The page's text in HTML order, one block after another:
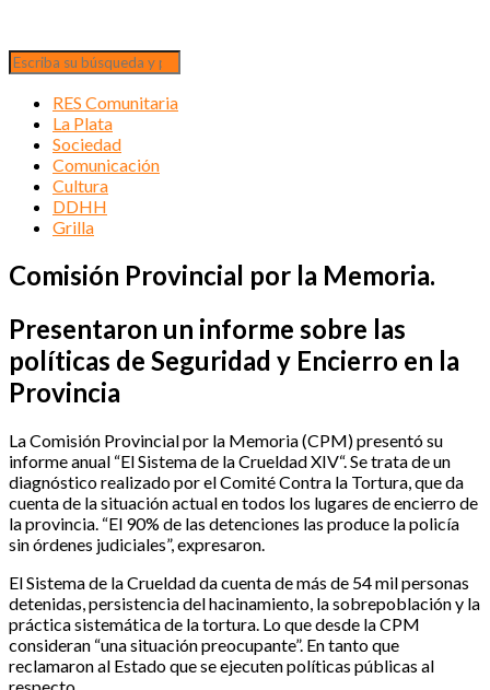
RES Comunitaria
La Plata
Sociedad
Comunicación
Cultura
DDHH
Grilla
Comisión Provincial por la Memoria.
Presentaron un informe sobre las
políticas de Seguridad y Encierro en la
Provincia
La Comisión Provincial por la Memoria (CPM) presentó su
informe anual “El Sistema de la Crueldad XIV“. Se trata de un
diagnóstico realizado por el Comité Contra la Tortura, que da
cuenta de la situación actual en todos los lugares de encierro de
la provincia. “El 90% de las detenciones las produce la policía
sin órdenes judiciales”, expresaron.
El Sistema de la Crueldad da cuenta de más de 54 mil personas
detenidas, persistencia del hacinamiento, la sobrepoblación y la
práctica sistemática de la tortura. Lo que desde la CPM
consideran “una situación preocupante”. En tanto que
reclamaron al Estado que se ejecuten políticas públicas al